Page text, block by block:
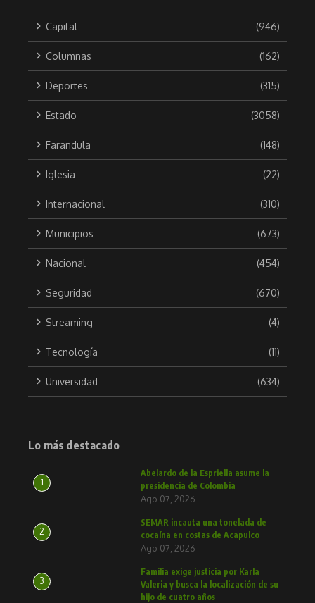
Capital (946)
Columnas (162)
Deportes (315)
Estado (3058)
Farandula (148)
Iglesia (22)
Internacional (310)
Municipios (673)
Nacional (454)
Seguridad (670)
Streaming (4)
Tecnología (11)
Universidad (634)
Lo más destacado
1
Abelardo de la Espriella asume la
presidencia de Colombia
Ago 07, 2026
2
SEMAR incauta una tonelada de
cocaína en costas de Acapulco
Ago 07, 2026
3
Familia exige justicia por Karla
Valeria y busca la localización de su
hijo de cuatro años